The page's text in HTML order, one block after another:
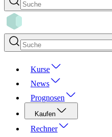
Kurse
News
Prognosen
Kaufen
Rechner